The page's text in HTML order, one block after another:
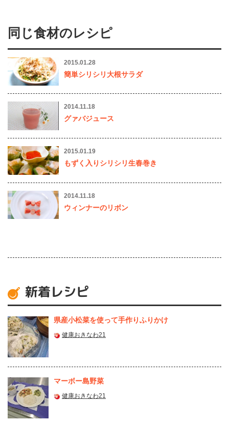
同じ食材のレシピ
2015.01.28
簡単シリシリ大根サラダ
2014.11.18
グァバジュース
2015.01.19
もずく入りシリシリ生春巻き
2014.11.18
ウィンナーのリボン
新着レシピ
県産⼩松菜を使って⼿作りふりかけ
健康おきなわ21
マーボー島野菜
健康おきなわ21